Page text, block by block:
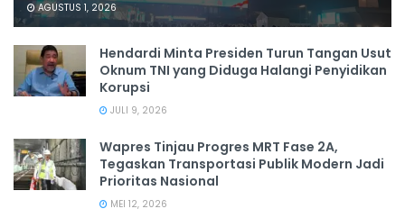
AGUSTUS 1, 2026
Hendardi Minta Presiden Turun Tangan Usut
Oknum TNI yang Diduga Halangi Penyidikan
Korupsi
JULI 9, 2026
Wapres Tinjau Progres MRT Fase 2A,
Tegaskan Transportasi Publik Modern Jadi
Prioritas Nasional
MEI 12, 2026